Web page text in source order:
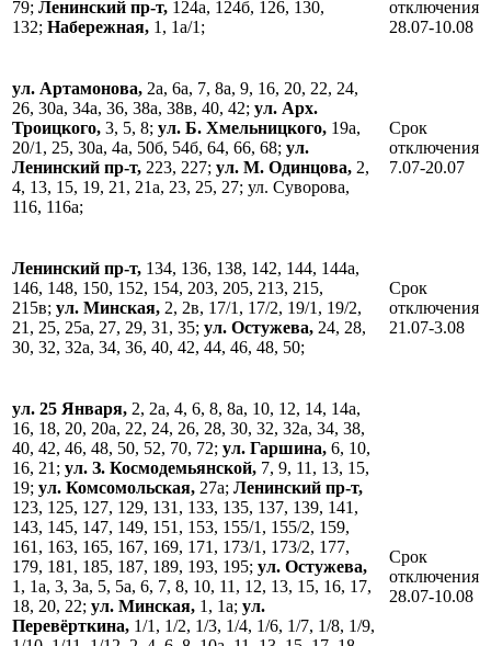
79; Ленинский пр-т, 124а, 124б, 126, 130,
132; Набережная, 1, 1а/1;
отключения
28.07-10.08
ул. Артамонова, 2а, 6а, 7, 8а, 9, 16, 20, 22, 24,
26, 30а, 34а, 36, 38а, 38в, 40, 42; ул. Арх.
Троицкого, 3, 5, 8; ул. Б. Хмельницкого, 19а,
20/1, 25, 30а, 4а, 50б, 54б, 64, 66, 68; ул.
Ленинский пр-т, 223, 227; ул. М. Одинцова, 2,
4, 13, 15, 19, 21, 21а, 23, 25, 27; ул. Суворова,
116, 116а;
Срок
отключения
7.07-20.07
Ленинский пр-т, 134, 136, 138, 142, 144, 144а,
146, 148, 150, 152, 154, 203, 205, 213, 215,
215в; ул. Минская, 2, 2в, 17/1, 17/2, 19/1, 19/2,
21, 25, 25а, 27, 29, 31, 35; ул. Остужева, 24, 28,
30, 32, 32а, 34, 36, 40, 42, 44, 46, 48, 50;
Срок
отключения
21.07-3.08
ул. 25 Января, 2, 2а, 4, 6, 8, 8а, 10, 12, 14, 14а,
16, 18, 20, 20а, 22, 24, 26, 28, 30, 32, 32а, 34, 38,
40, 42, 46, 48, 50, 52, 70, 72; ул. Гаршина, 6, 10,
16, 21; ул. З. Космодемьянской, 7, 9, 11, 13, 15,
19; ул. Комсомольская, 27а; Ленинский пр-т,
123, 125, 127, 129, 131, 133, 135, 137, 139, 141,
143, 145, 147, 149, 151, 153, 155/1, 155/2, 159,
161, 163, 165, 167, 169, 171, 173/1, 173/2, 177,
179, 181, 185, 187, 189, 193, 195; ул. Остужева,
1, 1а, 3, 3а, 5, 5а, 6, 7, 8, 10, 11, 12, 13, 15, 16, 17,
18, 20, 22; ул. Минская, 1, 1а; ул.
Перевёрткина, 1/1, 1/2, 1/3, 1/4, 1/6, 1/7, 1/8, 1/9,
Срок
отключения
28.07-10.08